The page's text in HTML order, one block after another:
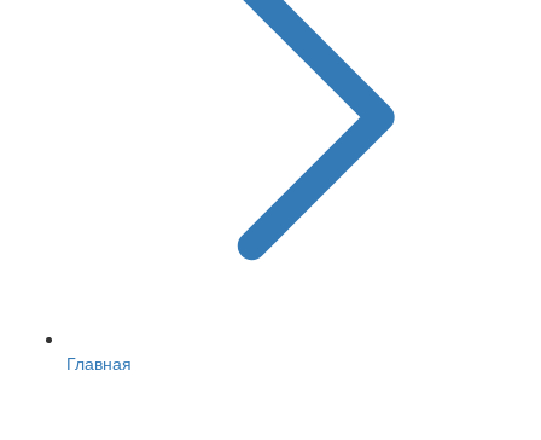
Главная